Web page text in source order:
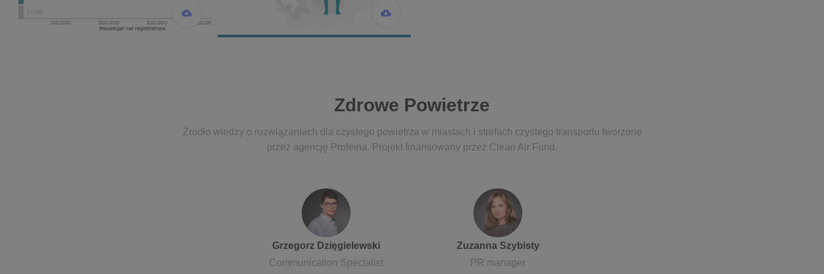
Zdrowe Powietrze
Źródło wiedzy o rozwiązaniach dla czystego powietrza w miastach i strefach czystego transportu tworzone
przez agencję Profeina. Projekt finansowany przez Clean Air Fund.
Grzegorz Dzięgielewski
Communication Specialist
Zuzanna Szybisty
PR manager